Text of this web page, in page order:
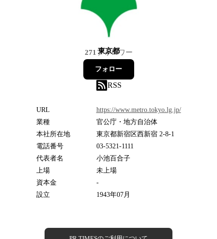
東京都
271 フォロワー
フォロー
RSS
URL
https://www.metro.tokyo.lg.jp/
業種
官公庁・地方自治体
本社所在地
東京都新宿区西新宿 2-8-1
電話番号
03-5321-1111
代表者名
小池百合子
上場
未上場
資本金
-
設立
1943年07月